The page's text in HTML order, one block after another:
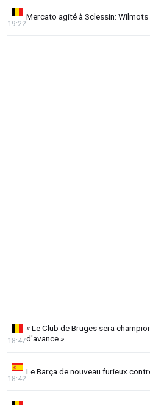
Mercato agité à Sclessin:
19:22
« Le Club de Bruges sera
d'avance »
18:47
Le Barça de nouveau furieux
18:42